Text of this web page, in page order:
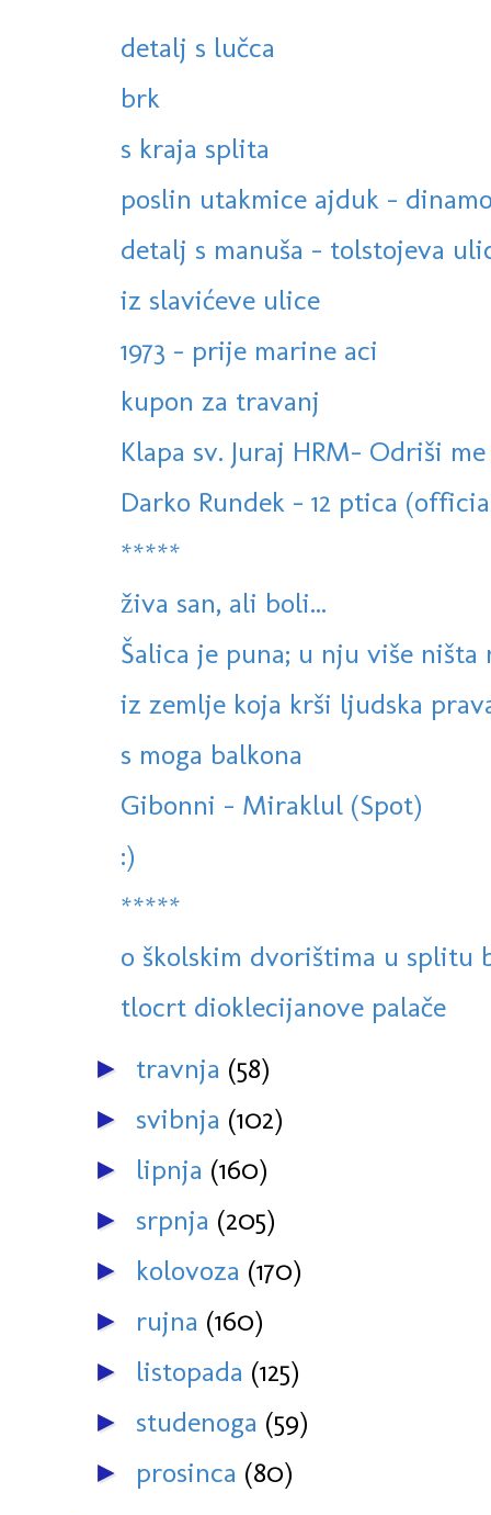
detalj s lučca
brk
s kraja splita
poslin utakmice ajduk - dinamo
detalj s manuša - tolstojeva
iz slavićeve ulice
1973 - prije marine aci
kupon za travanj
Klapa sv. Juraj HRM- Odriši
Darko Rundek - 12 ptica
*****
živa san, ali boli...
Šalica je puna; u nju više ništa
iz zemlje koja krši ljudska
s moga balkona
Gibonni - Miraklul (Spot)
:)
*****
o školskim dvorištima u splitu
tlocrt dioklecijanove palače
► travnja (58)
► svibnja (102)
► lipnja (160)
► srpnja (205)
► kolovoza (170)
► rujna (160)
► listopada (125)
► studenoga (59)
► prosinca (80)